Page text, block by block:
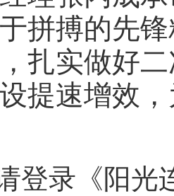
拼搏的先
扎实做好
提速增效
登录《阳光